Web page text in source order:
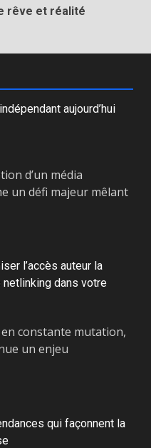
rêve et réalité
aujourd’hui
d’un média
un défi majeur mêlant
l’accès auteur la
dans votre
constante mutation,
un enjeu
qui façonnent la